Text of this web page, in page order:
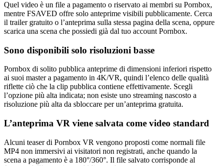
Quel video è un file a pagamento o riservato ai membri su Pornbox,
mentre FSAVED offre solo anteprime visibili pubblicamente. Cerca
il trailer gratuito o l’anteprima sulla stessa pagina della scena, oppure
scarica una scena che possiedi già dal tuo account Pornbox.
Sono disponibili solo risoluzioni basse
Pornbox di solito pubblica anteprime di dimensioni inferiori rispetto
ai suoi master a pagamento in 4K/VR, quindi l’elenco delle qualità
riflette ciò che la clip pubblica contiene effettivamente. Scegli
l’opzione più alta indicata; non esiste uno streaming nascosto a
risoluzione più alta da sbloccare per un’anteprima gratuita.
L’anteprima VR viene salvata come video standard
Alcuni teaser di Pornbox VR vengono proposti come normali file
MP4 non immersivi ai visitatori non registrati, anche quando la
scena a pagamento è a 180°/360°. Il file salvato corrisponde al